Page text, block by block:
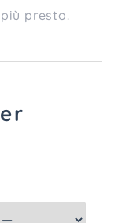
presto.